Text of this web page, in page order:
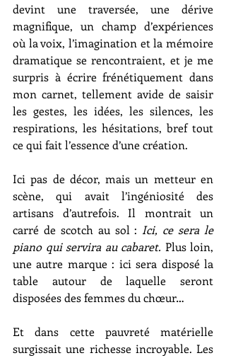
devint une traversée, une dérive
magnifique, un champ d’expériences
où la voix, l’imagination et la mémoire
dramatique se rencontraient, et je me
surpris à écrire frénétiquement dans
mon carnet, tellement avide de saisir
les gestes, les idées, les silences, les
respirations, les hésitations, bref tout
ce qui fait l’essence d’une création.
Ici pas de décor, mais un metteur en
scène, qui avait l’ingéniosité des
artisans d’autrefois. Il montrait un
carré de scotch au sol : Ici, ce sera le
piano qui servira au cabaret. Plus loin,
une autre marque : ici sera disposé la
table autour de laquelle seront
disposées des femmes du chœur…
Et dans cette pauvreté matérielle
surgissait une richesse incroyable. Les